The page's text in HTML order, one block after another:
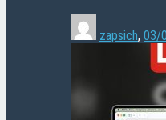
zapsich, 03/